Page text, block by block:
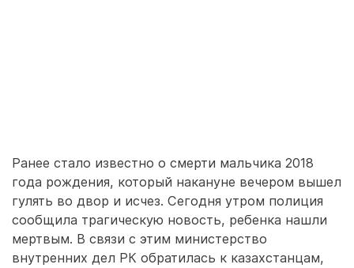
Ранее стало известно о смерти мальчика 2018
года рождения, который накануне вечером вышел
гулять во двор и исчез. Сегодня утром полиция
сообщила трагическую новость, ребенка нашли
мертвым. В связи с этим министерство
внутренних дел РК обратилась к казахстанцам,